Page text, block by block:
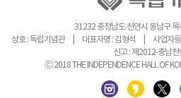
31232 충청남도 천안시 동남구
상호 : 독립기념관 | 대표자명 : 김형석 | 사업자
신고 : 제2012-충남
ⓒ 2018 THE INDEPENDENCE HALL OF